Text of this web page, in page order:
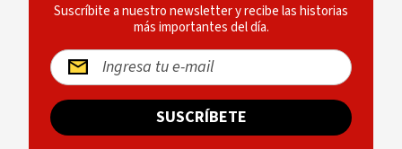
Suscríbite a nuestro newsletter y recibe las historias
más importantes del día.
SUSCRÍBETE